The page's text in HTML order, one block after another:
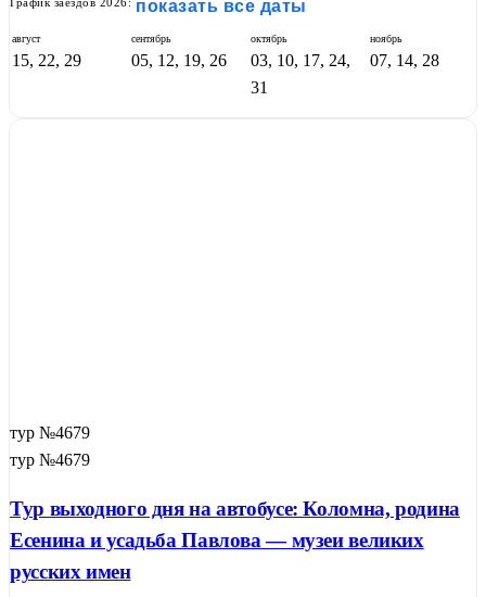
показать все даты
август
15, 22, 29
сентябрь
05, 12, 19, 26
октябрь
03, 10, 17, 24,
31
ноябрь
07, 14, 28
тур №4679
тур №4679
Тур выходного дня на автобусе: Коломна, родина
Есенина и усадьба Павлова — музеи великих
русских имен